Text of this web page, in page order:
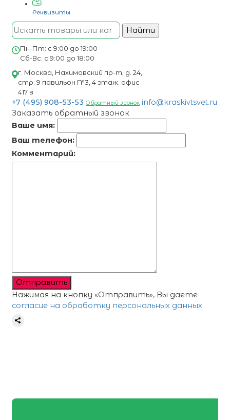
Реквизиты
Найти
Пн-Пт: с 9:00 до 19:00
Сб-Вс: с 9:00 до 18:00
г. Москва, Нахимовский пр-т, д. 24,
стр. 9 павильон №3, 4 этаж. офис
417 в
+7 (495) 908-53-53 Обратный звонок info@kraskivtsvet.ru
Заказать обратный звонок
Ваше имя:
Ваш телефон:
Комментарий:
Отправить
Нажимая на кнопку «Отправить», Вы даете
согласие на обработку персональных данных.